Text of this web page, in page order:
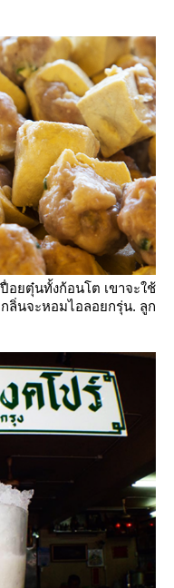
อยตุ๋นทั้งก้อนโต เขาจะใช้
ลิ่นจะหอมไอลอยกรุ่น. ลูก